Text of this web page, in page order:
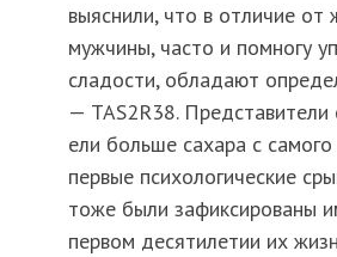
выяснили, что в отличие от
мужчины, часто и помногу
сладости, обладают
— TAS2R38. Представители
ели больше сахара с
первые психологические
тоже были зафиксированы
первом десятилетии их